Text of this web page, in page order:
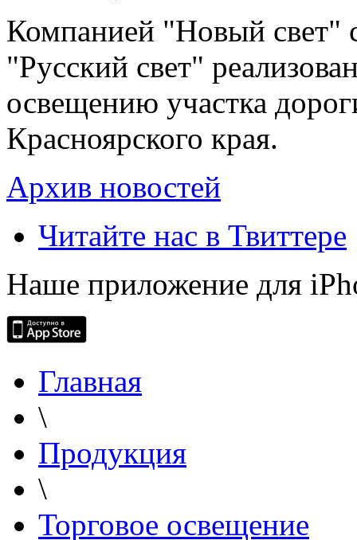
Компанией "Новый свет"
"Русский свет"
освещению участка
Красноярского края.
Архив новостей
Читайте нас в Твиттере
Наше приложение для
Главная
\
Продукция
\
Торговое освещение